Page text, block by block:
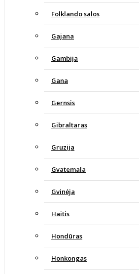
Folklando salos
Gajana
Gambija
Gana
Gernsis
Gibraltaras
Gruzija
Gvatemala
Gvinėja
Haitis
Hondūras
Honkongas